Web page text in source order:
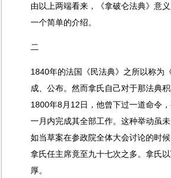
由以上两端看来，《拿破仑法典》意
一个简单的介绍。
二
1840年的法国《民法典》之所以称为
成、公布。然而拿氏自己对于那法典
1800年8月12日，他曾下过一道命令
一月内完成其全部工作。这种举动虽
如当草案在参政院全体大会讨论的时
拿氏任主席竟至九十七次之多。拿氏
厚。